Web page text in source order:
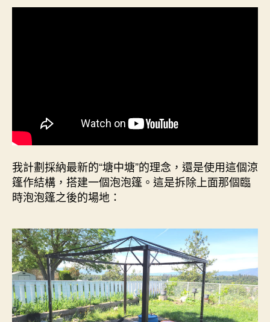
我計劃採納最新的“塘中塘”的理念，還是使用這個涼
篷作結構，搭建一個泡泡篷。這是拆除上面那個臨
時泡泡篷之後的場地：